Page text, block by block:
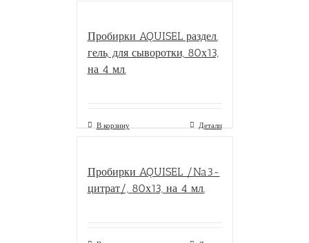
Пробирки AQUISEL раздел.
гель, для сыворотки, 80х13,
на 4 мл.
В корзину Детали
Пробирки AQUISEL /Na3-
цитрат/, 80х13, на 4 мл.